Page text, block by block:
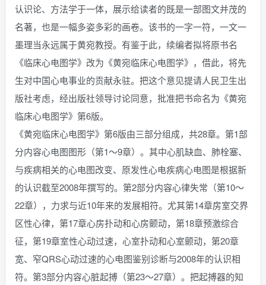
认识论、方法学于一体，展示给读者的既是一部图文并茂的
名著，也是一幅多姿多彩的画卷。该书的一字一符，一文一
墨理当永远属于黄宛教授。有鉴于此，续编者拟将原书名
《临床心电图学》改为《黄宛临床心电图学》，借此，将先
生对中国心电事业的贡献永驻。把这个意见提请人民卫生出
版社考虑，经出版社领导讨论同意，批准把书命名为《黄宛
临床心电图学》第6版。
《黄宛临床心电图学》第6版由三部分组成，共28章。第1部
分内容心电图图形（第1～9章）。其中心肌缺血、肺栓塞、
与疾病相关的心电图改变、原发性心电疾病心电图是根据新
的认识截至2008年撰写的。第2部分内容心律失常（第10～
22章），力求与近10年来的发展相符。尤其第14章房室交界
区性心律，第17章心房扑动和心房颤动，第18章预激综合
征，第19章室性心动过速，心室扑动和心室颤动，第20章
宽、窄QRS心动过速的心电图鉴别诊断与2008年的认识相
符。第3部分内容心脏起搏（第23～27章）。把起搏器的知